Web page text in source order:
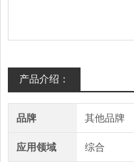
产品介绍：
品牌 其他品牌
应用领域 综合